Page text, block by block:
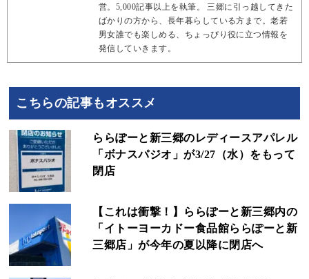
営。5,000記事以上を執筆。 三郷に引っ越してきた
ばかりの方から、長年暮らしている方まで。老若
男女誰でも楽しめる、ちょっぴり役に立つ情報を
発信していきます。
こちらの記事もオススメ
ららぽーと新三郷のレディースアパレル
「ボナスパジオ」が3/27（水）をもって
閉店
【これは衝撃！】ららぽーと新三郷内の
「イトーヨーカドー食品館ららぽーと新
三郷店」が今年の夏以降に閉店へ